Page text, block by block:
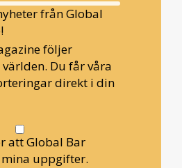
från Global
följer
Du får våra
direkt i din
att Global Bar
uppgifter.